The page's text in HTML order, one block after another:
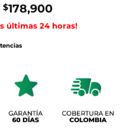
El
precio
original
era:
$178,900El
precio
actual
últimas 24 horas!